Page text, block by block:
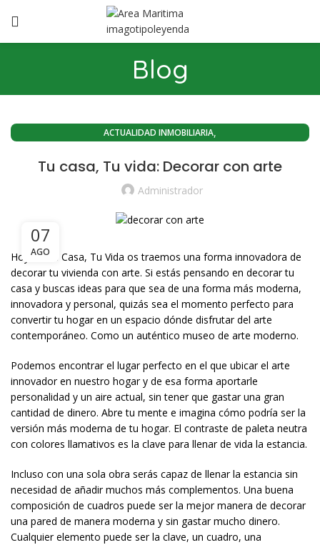
Blog
ACTUALIDAD INMOBILIARIA,
ACTUALIDAD INMOBILIARIA PLAYA LA MALVARROSA ,
ACTUALIDAD PORT SAPLAYA,CABANYAL CANYAMELAR
CONOZCA VALENCIA,EL CABANYAL-CANYAMELAR
PLAYA PORT SAPLAYA ,PORT SAPLAYA,VENDER MI VIVIENDA,
VENDER PISO,VENDER PISO PLAYA, VENDER VIVIENDA PLAYA,
VENTA DE PISOS EN VALENCIA CAPITAL, VENTA PISOS PORT SAPLAYA,
VENTA PISOS ZONA PLAYA VALENCIA, VENTA VIVIENDAS SAPLAYA,
VIVIENDAS DE OCASION , VIVIENDAS SAPLAYA
Tu casa, Tu vida: Decorar con arte
Administrador
07
AGO
Hoy en Tu Casa, Tu Vida os traemos una forma innovadora de
decorar tu vivienda con arte. Si estás pensando en decorar tu
casa y buscas ideas para que sea de una forma más moderna,
innovadora y personal, quizás sea el momento perfecto para
convertir tu hogar en un espacio dónde disfrutar del arte
contemporáneo. Como un auténtico museo de arte moderno.
Podemos encontrar el lugar perfecto en el que ubicar el arte
innovador en nuestro hogar y de esa forma aportarle
personalidad y un aire actual, sin tener que gastar una gran
cantidad de dinero. Abre tu mente e imagina cómo podría ser la
versión más moderna de tu hogar. El contraste de paleta neutra
con colores llamativos es la clave para llenar de vida la estancia.
Incluso con una sola obra serás capaz de llenar la estancia sin
necesidad de añadir muchos más complementos. Una buena
composición de cuadros puede ser la mejor manera de decorar
una pared de manera moderna y sin gastar mucho dinero.
Cualquier elemento puede ser la clave, un cuadro, una